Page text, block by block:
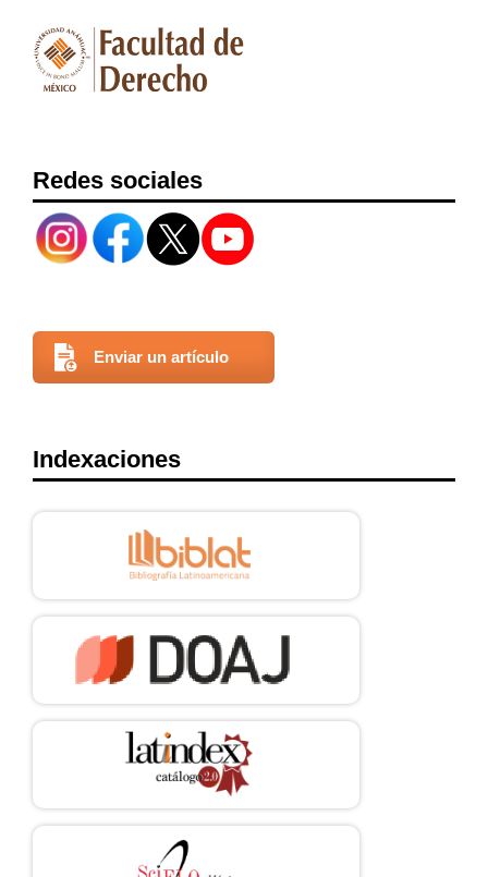
Redes sociales
Enviar un artículo
Indexaciones